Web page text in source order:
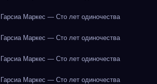
Гарсиа Маркес — Сто лет одиночества
Гарсиа Маркес — Сто лет одиночества
Гарсиа Маркес — Сто лет одиночества
Гарсиа Маркес — Сто лет одиночества